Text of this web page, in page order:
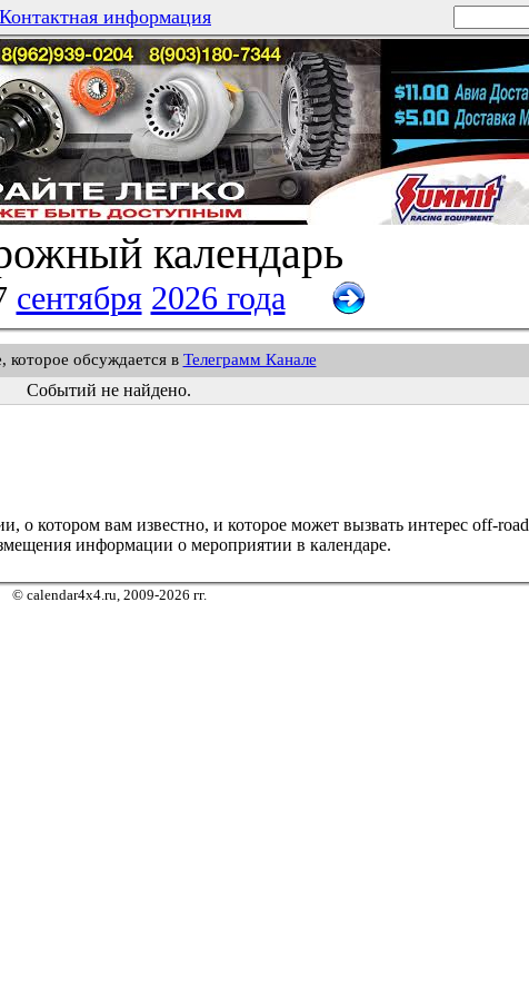
Контактная информация
календарь
сентября 2026 года
которое обсуждается в Телеграмм Канале
Событий не найдено.
котором вам известно, и которое может вызвать интерес оff-road
информации о мероприятии в календаре.
© calendar4x4.ru, 2009-2026 гг.